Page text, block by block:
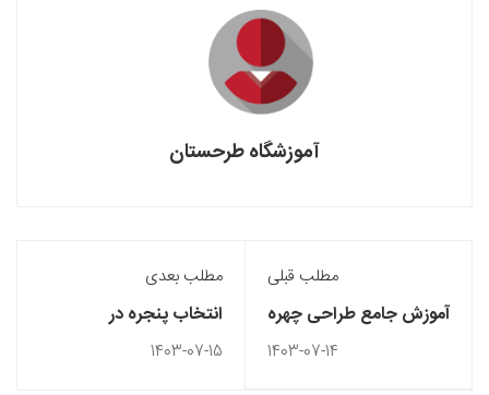
آموزشگاه طرحستان
مطلب قبلی
آموزش جامع طراحی چهره
در طراحی لباس
1403-07-14
مطلب بعدی
انتخاب پنجره در
دکوراسیون داخلی
1403-07-15